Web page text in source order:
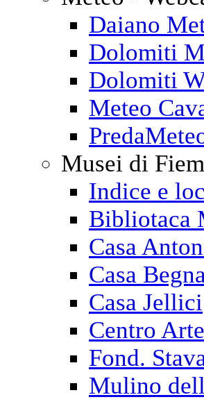
Daiano
Dolomiti
Dolomiti
Meteo
Musei di
Indice e
Bibliotaca
Casa
Casa
Casa Jellici
Centro
Fond.
Mulino